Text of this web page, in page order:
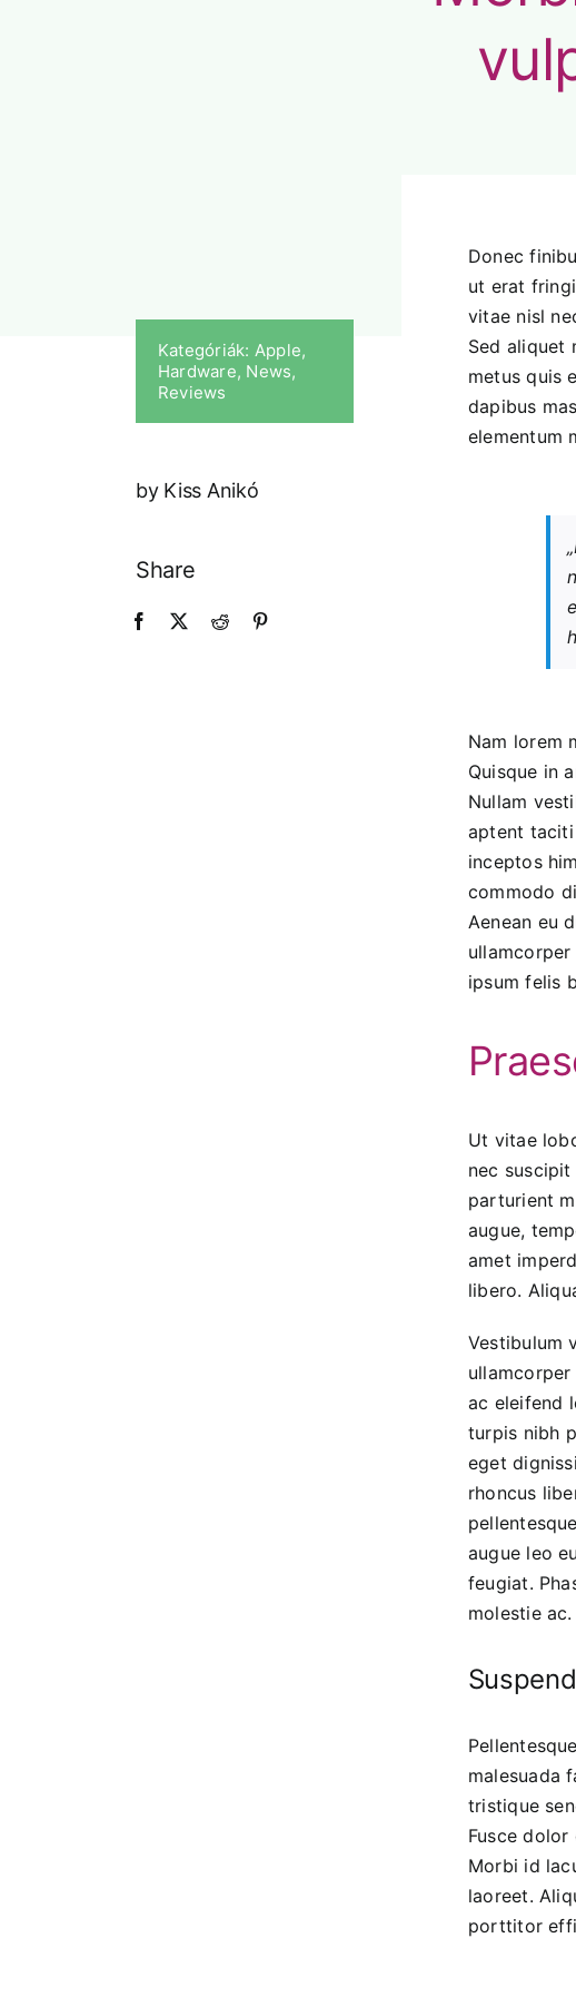
Kategóriák: Apple,
Hardware, News,
Reviews
by Kiss Anikó
Share
Donec
ut erat
vitae nisl
Sed aliquet
metus quis
dapibus
elementum
Nam lorem
Quisque in
Nullam
aptent
inceptos
commodo
Aenean eu
ipsum felis
Ut vitae
nec
parturient
augue,
amet
libero.
Vestibulum
ac eleifend
turpis nibh
eget
rhoncus
augue leo
feugiat.
molestie ac.
malesuada
tristique
Fusce
Morbi id
laoreet.
porttitor